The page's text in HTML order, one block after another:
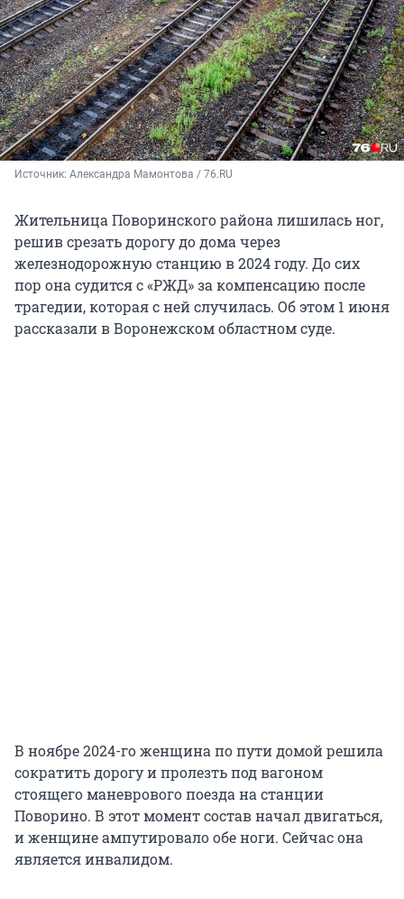
Источник: Александра Мамонтова / 76.RU
Жительница Поворинского района лишилась ног,
решив срезать дорогу до дома через
железнодорожную станцию в 2024 году. До сих
пор она судится с «РЖД» за компенсацию после
трагедии, которая с ней случилась. Об этом 1 июня
рассказали в Воронежском областном суде.
В ноябре 2024-го женщина по пути домой решила
сократить дорогу и пролезть под вагоном
стоящего маневрового поезда на станции
Поворино. В этот момент состав начал двигаться,
и женщине ампутировало обе ноги. Сейчас она
является инвалидом.